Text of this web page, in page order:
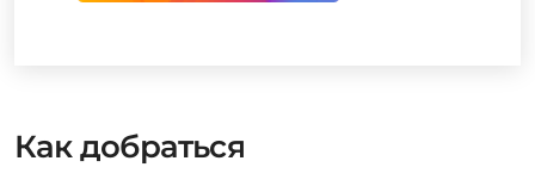
Как добраться